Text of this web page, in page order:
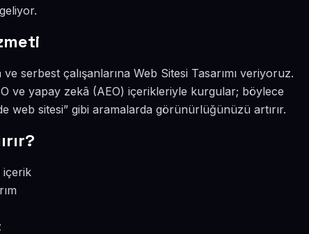
serbest çalışanlarına Web Sitesi Tasarımı veriyoruz.
ve yapay zekâ (AEO) içerikleriyle kurgular; böylece
web sitesi” gibi aramalarda görünürlüğünüzü artırır.
içerik